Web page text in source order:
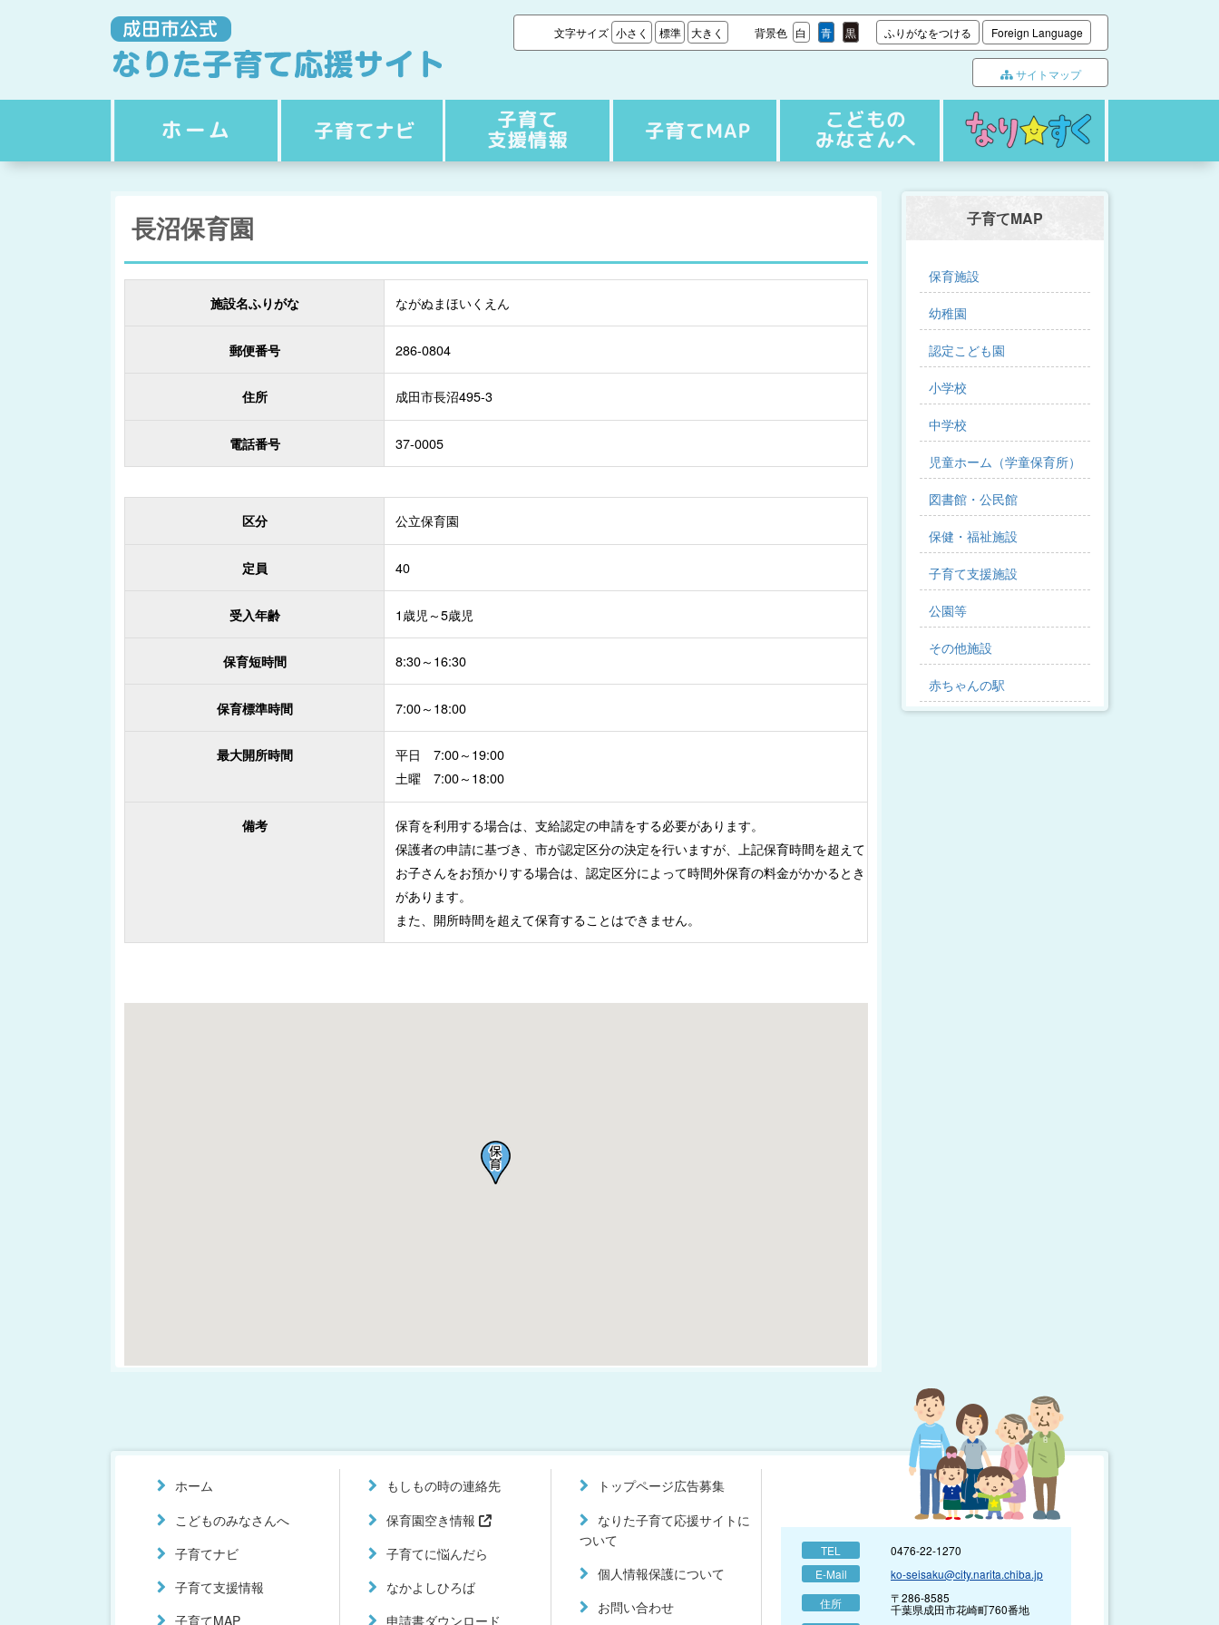
文字サイズ 小さく 標準 大きく 背景色 白 青 黒 ふりがなをつける Foreign Language
サイトマップ
長沼保育園
施設名ふりがな ながぬまほいくえん
郵便番号 286-0804
住所 成田市長沼495-3
電話番号 37-0005
区分 公立保育園
定員 40
受入年齢 1歳児～5歳児
保育短時間 8:30～16:30
保育標準時間 7:00～18:00
最大開所時間
平日 7:00～19:00
土曜 7:00～18:00
備考
保育を利用する場合は、支給認定の申請をする必要があります。
保護者の申請に基づき、市が認定区分の決定を行いますが、上記保育時間を超えて
お子さんをお預かりする場合は、認定区分によって時間外保育の料金がかかるとき
があります。
また、開所時間を超えて保育することはできません。
子育てMAP
保育施設
幼稚園
認定こども園
小学校
中学校
児童ホーム（学童保育所）
図書館・公民館
保健・福祉施設
子育て支援施設
公園等
その他施設
赤ちゃんの駅
ホーム
こどものみなさんへ
子育てナビ
子育て支援情報
子育てMAP
もしもの時の連絡先
保育園空き情報
子育てに悩んだら
なかよしひろば
申請書ダウンロード
トップページ広告募集
なりた子育て応援サイトに
ついて
個人情報保護について
お問い合わせ
TEL
0476-22-1270
E-Mail
ko-seisaku@city.narita.chiba.jp
住所
〒286-8585
千葉県成田市花崎町760番地